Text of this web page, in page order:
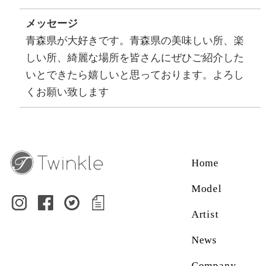
メッセージ
青森県が大好きです。青森県の美味しい所、楽
しい所、綺麗な場所を皆さんにぜひご紹介した
いとできたら嬉しいと思っております。よろし
くお願い致します
Home
Model
Artist
News